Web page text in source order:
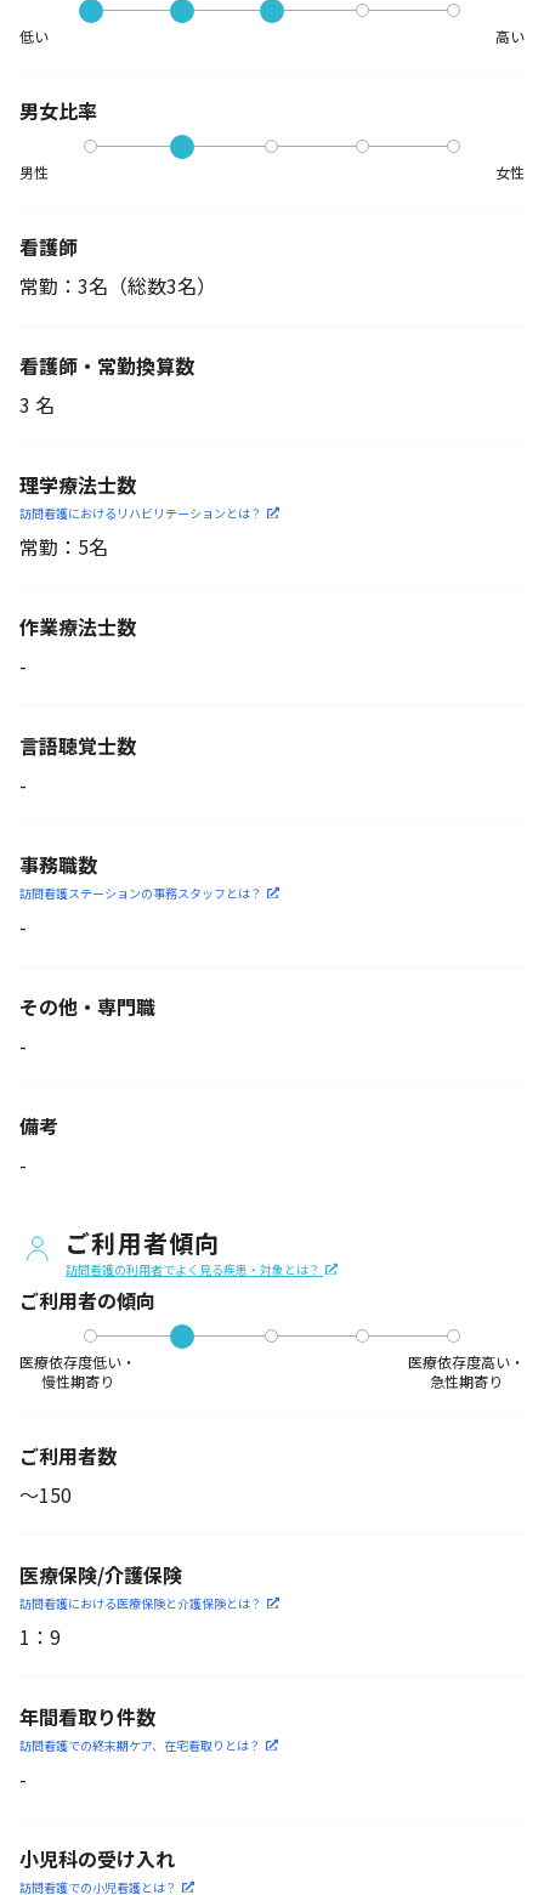
低い 高い
男女比率
男性 女性
看護師
常勤：3名 （総数3名）
看護師・常勤換算数
3 名
理学療法士数
訪問看護におけるリハビリ テーションとは？
常勤：5名
作業療法士数
-
言語聴覚士数
-
事務職数
訪問看護ステーションの事務スタッフとは？
-
その他・専門職
-
備考
-
ご利用者傾向
訪問看護の利用者でよく見る疾患・対象とは？
ご利用者の傾向
医療依存度低い・
慢性期寄り
医療依存度高い・
急性期寄り
ご利用者数
〜150
医療保険/介護保険
訪問看護における医療保険と介護保険とは？
1 ： 9
年間看取り件数
訪問看護での終末期ケア、 在宅看取りとは？
-
小児科の受け入れ
訪問看護での小児看護とは？